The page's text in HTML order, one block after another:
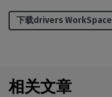
下载drivers WorkSpace
相关文章